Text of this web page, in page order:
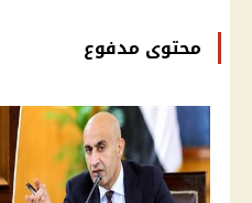
محتوى مدفوع